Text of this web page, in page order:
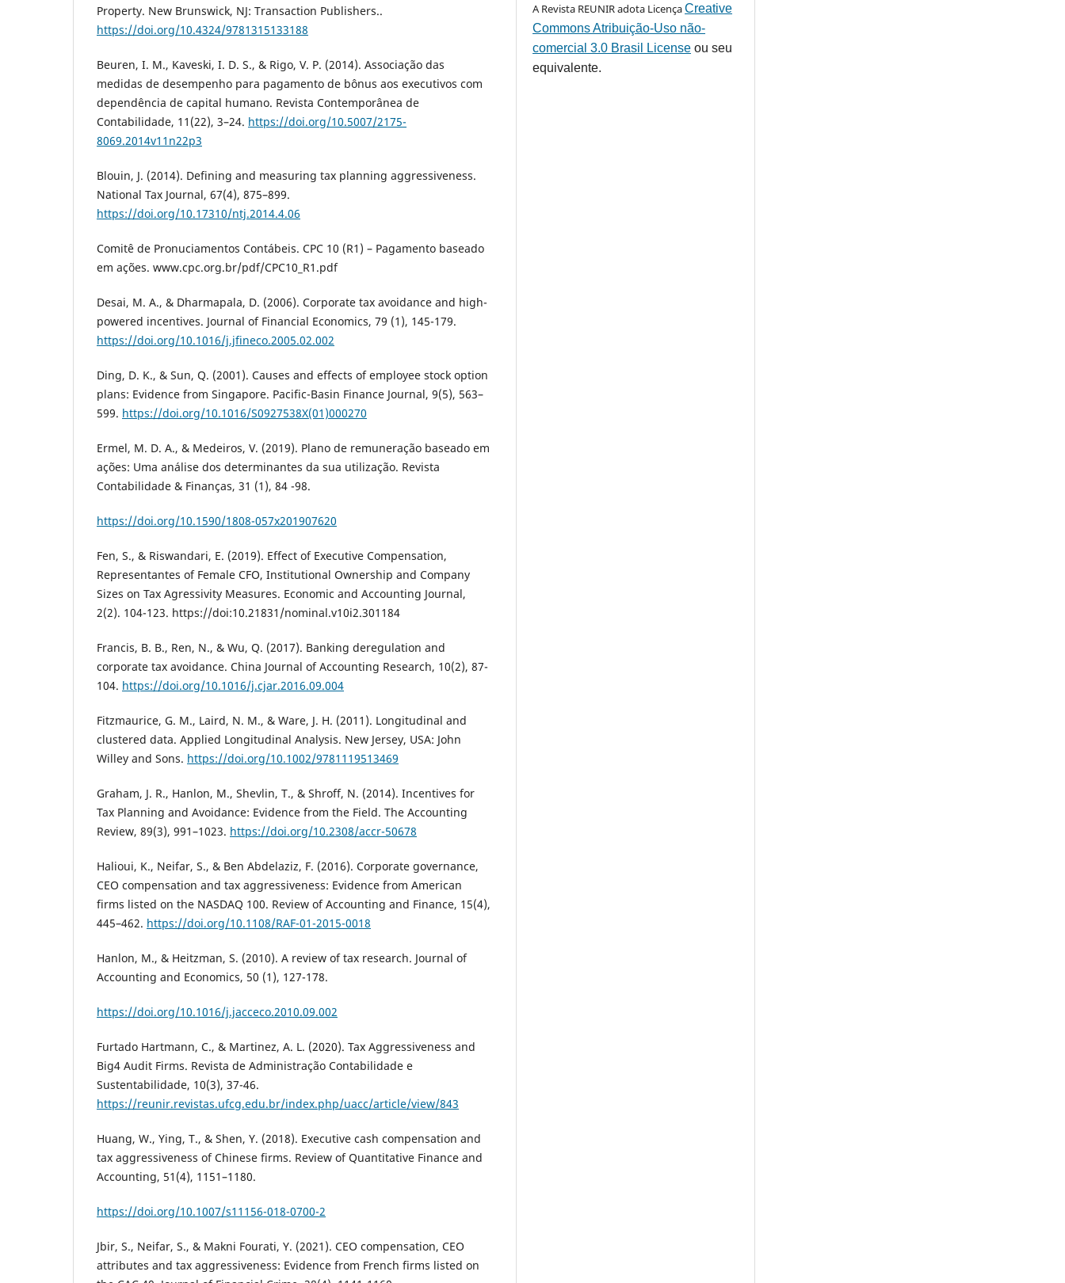
Property. New Brunswick, NJ: Transaction Publishers..
https://doi.org/10.4324/9781315133188
Beuren, I. M., Kaveski, I. D. S., & Rigo, V. P. (2014). Associação das
medidas de desempenho para pagamento de bônus aos executivos com
dependência de capital humano. Revista Contemporânea de
Contabilidade, 11(22), 3–24. https://doi.org/10.5007/2175-
8069.2014v11n22p3
Blouin, J. (2014). Defining and measuring tax planning aggressiveness.
National Tax Journal, 67(4), 875–899.
https://doi.org/10.17310/ntj.2014.4.06
Comitê de Pronuciamentos Contábeis. CPC 10 (R1) – Pagamento baseado
em ações. www.cpc.org.br/pdf/CPC10_R1.pdf
Desai, M. A., & Dharmapala, D. (2006). Corporate tax avoidance and high-
powered incentives. Journal of Financial Economics, 79 (1), 145-179.
https://doi.org/10.1016/j.jfineco.2005.02.002
Ding, D. K., & Sun, Q. (2001). Causes and effects of employee stock option
plans: Evidence from Singapore. Pacific-Basin Finance Journal, 9(5), 563–
599. https://doi.org/10.1016/S0927538X(01)000270
Ermel, M. D. A., & Medeiros, V. (2019). Plano de remuneração baseado em
ações: Uma análise dos determinantes da sua utilização. Revista
Contabilidade & Finanças, 31 (1), 84 -98.
https://doi.org/10.1590/1808-057x201907620
Fen, S., & Riswandari, E. (2019). Effect of Executive Compensation,
Representantes of Female CFO, Institutional Ownership and Company
Sizes on Tax Agressivity Measures. Economic and Accounting Journal,
2(2). 104-123. https://doi:10.21831/nominal.v10i2.301184
Francis, B. B., Ren, N., & Wu, Q. (2017). Banking deregulation and
corporate tax avoidance. China Journal of Accounting Research, 10(2), 87-
104. https://doi.org/10.1016/j.cjar.2016.09.004
Fitzmaurice, G. M., Laird, N. M., & Ware, J. H. (2011). Longitudinal and
clustered data. Applied Longitudinal Analysis. New Jersey, USA: John
Willey and Sons. https://doi.org/10.1002/9781119513469
Graham, J. R., Hanlon, M., Shevlin, T., & Shroff, N. (2014). Incentives for
Tax Planning and Avoidance: Evidence from the Field. The Accounting
Review, 89(3), 991–1023. https://doi.org/10.2308/accr-50678
Halioui, K., Neifar, S., & Ben Abdelaziz, F. (2016). Corporate governance,
CEO compensation and tax aggressiveness: Evidence from American
firms listed on the NASDAQ 100. Review of Accounting and Finance, 15(4),
445–462. https://doi.org/10.1108/RAF-01-2015-0018
Hanlon, M., & Heitzman, S. (2010). A review of tax research. Journal of
Accounting and Economics, 50 (1), 127-178.
https://doi.org/10.1016/j.jacceco.2010.09.002
Furtado Hartmann, C., & Martinez, A. L. (2020). Tax Aggressiveness and
Big4 Audit Firms. Revista de Administração Contabilidade e
Sustentabilidade, 10(3), 37-46.
https://reunir.revistas.ufcg.edu.br/index.php/uacc/article/view/843
Huang, W., Ying, T., & Shen, Y. (2018). Executive cash compensation and
tax aggressiveness of Chinese firms. Review of Quantitative Finance and
Accounting, 51(4), 1151–1180.
https://doi.org/10.1007/s11156-018-0700-2
Jbir, S., Neifar, S., & Makni Fourati, Y. (2021). CEO compensation, CEO
attributes and tax aggressiveness: Evidence from French firms listed on
A Revista REUNIR adota LicençaCreative
Commons Atribuição-Uso não-
comercial 3.0 Brasil License ou seu
equivalente.